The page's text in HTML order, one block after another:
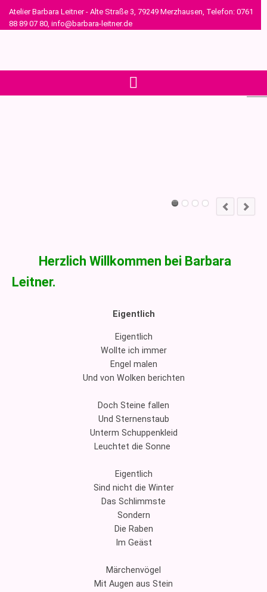
Atelier Barbara Leitner - Alte Straße 3, 79249 Merzhausen, Telefon: 0761
88 89 07 80, info@barbara-leitner.de
Herzlich Willkommen bei Barbara
Leitner.
Eigentlich
Eigentlich
Wollte ich immer
Engel malen
Und von Wolken berichten
Doch Steine fallen
Und Sternenstaub
Unterm Schuppenkleid
Leuchtet die Sonne
Eigentlich
Sind nicht die Winter
Das Schlimmste
Sondern
Die Raben
Im Geäst
Märchenvögel
Mit Augen aus Stein